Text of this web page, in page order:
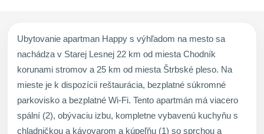
Ubytovanie apartman Happy s výhľadom na mesto sa
nachádza v Starej Lesnej 22 km od miesta Chodník
korunami stromov a 25 km od miesta Štrbské pleso. Na
mieste je k dispozícii reštaurácia, bezplatné súkromné
parkovisko a bezplatné Wi-Fi. Tento apartmán má viacero
spální (2), obývaciu izbu, kompletne vybavenú kuchyňu s
chladničkou a kávovarom a kúpeľňu (1) so sprchou a